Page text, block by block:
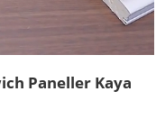
Paneller Kaya